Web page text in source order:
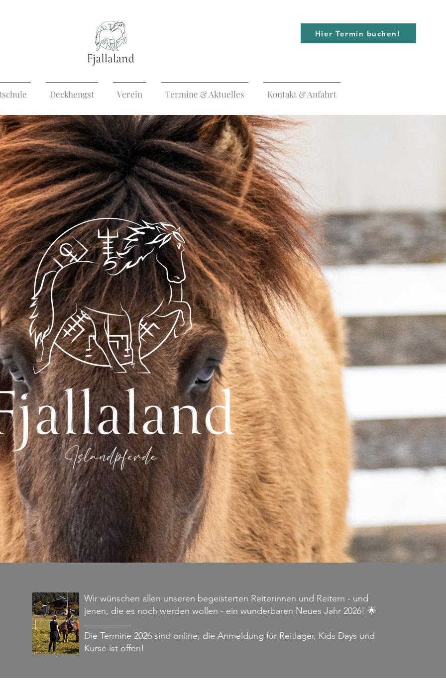
Hier Termin buchen!
Deckhengst Verein Termine & Aktuelles Kontakt & Anfahrt
Wir wünschen allen unseren begeisterten Reiterinnen und Reitern - und
jenen, die es noch werden wollen - ein wunderbaren Neues Jahr 2026! 🌟
​Die Termine 2026 sind online, die Anmeldung für Reitlager, Kids Days und
Kurse ist offen!